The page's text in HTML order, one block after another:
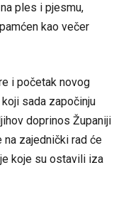
ples i pjesmu,
kao večer
i početak novog
sada započinju
doprinos Županiji
na zajednički rad će
koje su ostavili iza